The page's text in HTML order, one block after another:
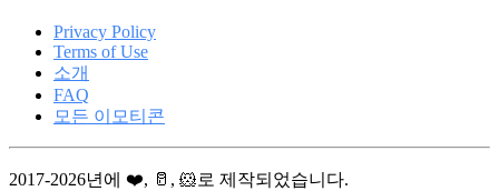
Privacy Policy
Terms of Use
소개
FAQ
모든 이모티콘
2017-2026년에 ❤️, 🥛, 🐹로 제작되었습니다.